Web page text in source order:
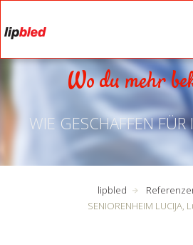
Wo du mehr
WIE GESCHAFFEN
lipbled
SENIORENHEIM